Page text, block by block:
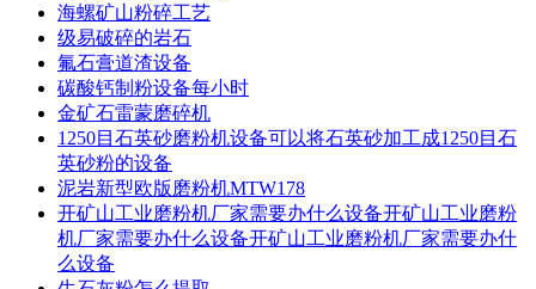
海螺矿山粉碎工艺
级易破碎的岩石
氟石膏道渣设备
碳酸钙制粉设备每小时
金矿石雷蒙磨碎机
1250目石英砂磨粉机设备可以将石英砂加工成1250目石
英砂粉的设备
泥岩新型欧版磨粉机MTW178
开矿山工业磨粉机厂家需要办什么设备开矿山工业磨粉
机厂家需要办什么设备开矿山工业磨粉机厂家需要办什
么设备